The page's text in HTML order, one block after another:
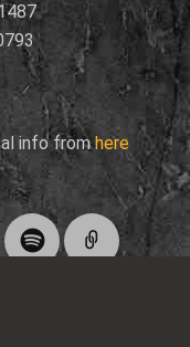
info fromhere